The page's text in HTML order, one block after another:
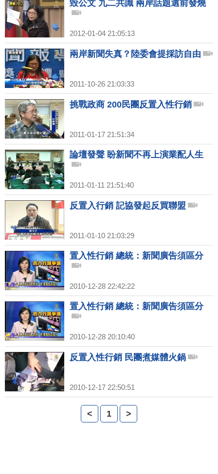
毀公文 九二共識 兩岸話題選前發燒
2012-01-04 21:05:13
兩岸新聞失真？陸委會提採訪自由
2011-10-26 21:03:33
挑戰政商 200民團反置入性行銷
2011-01-17 21:51:34
論壇發聲 盼新聞不再上演業配人生
2011-01-11 21:51:40
反置入行銷 記協發起反買聯盟
2011-01-10 21:03:29
置入性行銷 總統：新聞廣告須區分
2010-12-28 22:42:22
置入性行銷 總統：新聞廣告須區分
2010-12-28 20:10:40
反置入性行銷 民團煮媒體火鍋
2010-12-17 22:50:51
< 1 >